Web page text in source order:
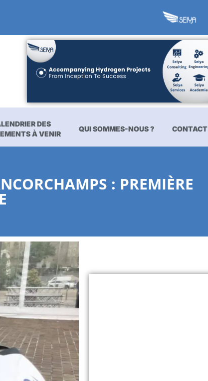
DES
À VENIR
QUI SOMMES-NOUS ? CONTACT
: PREMIÈRE